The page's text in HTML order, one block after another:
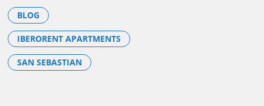
BLOG
IBERORENT APARTMENTS
SAN SEBASTIAN